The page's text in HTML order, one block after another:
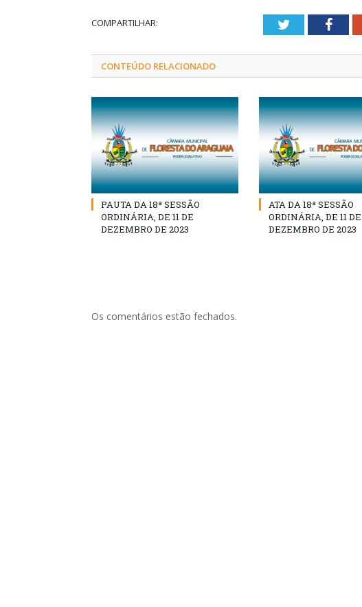
COMPARTILHAR: Twitter
CONTEÚDO RELACIONADO
PAUTA DA 18ª SESSÃO
ORDINÁRIA, DE 11 DE
DEZEMBRO DE 2023
ATA DA 18ª SESSÃO
ORDINÁRIA, DE 11 DE
DEZEMBRO DE 2023
Os comentários estão fechados.